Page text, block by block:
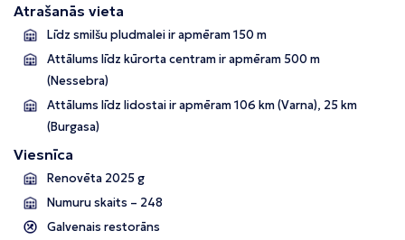
Atrašanās vieta
Līdz smilšu pludmalei ir apmēram 150 m
Attālums līdz kūrorta centram ir apmēram 500 m
(Nessebra)
Attālums līdz lidostai ir apmēram 106 km (Varna), 25 km
(Burgasa)
Viesnīca
Renovēta 2025 g
Numuru skaits – 248
Galvenais restorāns